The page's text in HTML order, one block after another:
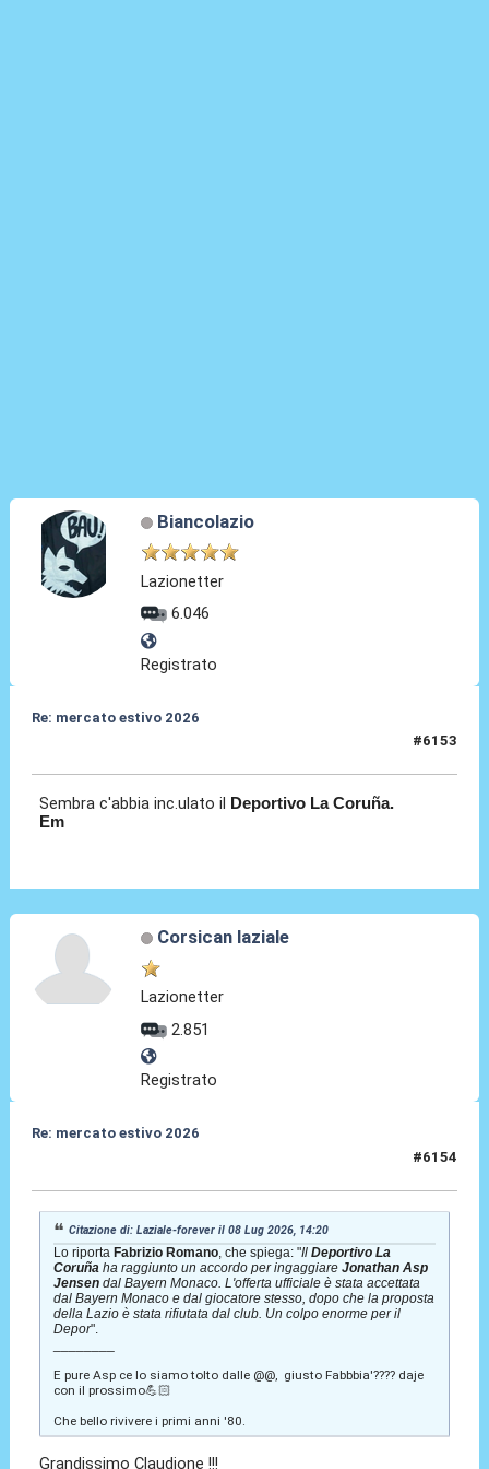
Biancolazio
Lazionetter
6.046
Registrato
Re: mercato estivo 2026
#6153
Sembra c'abbia inc.ulato il
Deportivo La Coruña.
Em
Corsican laziale
Lazionetter
2.851
Registrato
Re: mercato estivo 2026
#6154
Citazione di: Laziale-forever il 08 Lug 2026, 14:20
Lo riporta Fabrizio Romano, che spiega: "Il Deportivo La
Coruña ha raggiunto un accordo per ingaggiare Jonathan Asp
Jensendal Bayern Monaco. L'offerta ufficiale è stata accettata
dal Bayern Monaco e dal giocatore stesso, dopo che la proposta
della Lazio è stata rifiutata dal club. Un colpo enorme per il
Depor".
E pure Asp ce lo siamo tolto dalle @@, giusto Fabbbia'???? daje
con il prossimo💪🏻
Che bello rivivere i primi anni '80.
Grandissimo Claudione !!!